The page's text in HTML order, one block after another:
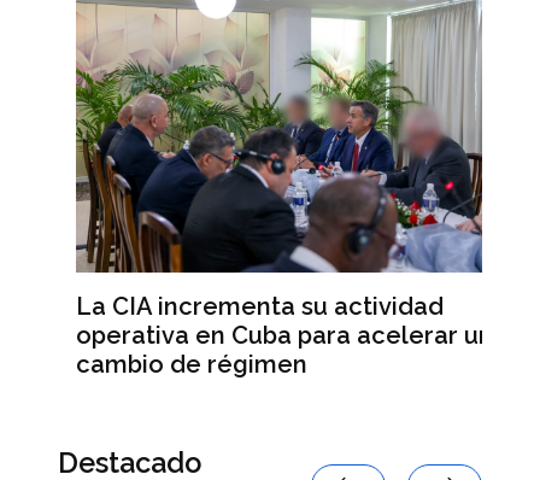
La CIA incrementa su actividad
operativa en Cuba para acelerar un
cambio de régimen
Destacado